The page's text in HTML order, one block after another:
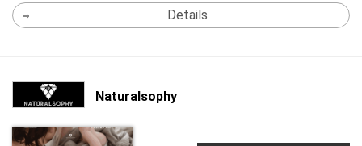
Details
Naturalsophy